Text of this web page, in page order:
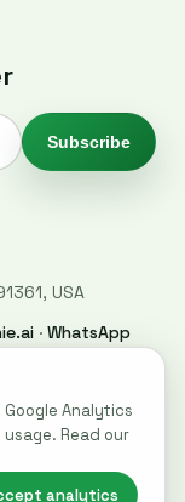
Subscribe
USA
· WhatsApp